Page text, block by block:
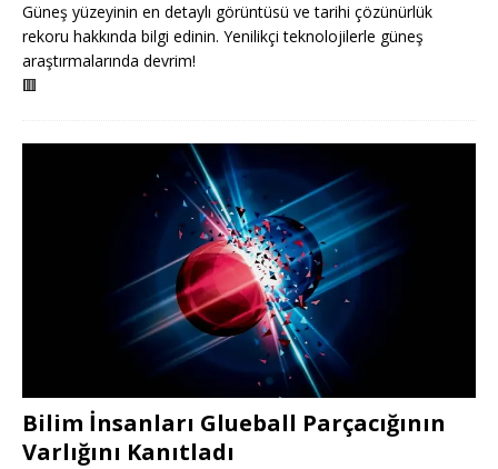
Güneş yüzeyinin en detaylı görüntüsü ve tarihi çözünürlük
rekoru hakkında bilgi edinin. Yenilikçi teknolojilerle güneş
araştırmalarında devrim!
🟥
Bilim İnsanları Glueball Parçacığının
Varlığını Kanıtladı